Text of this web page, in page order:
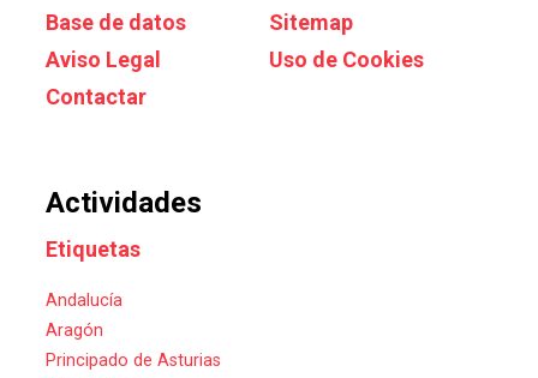
Base de datos
Sitemap
Aviso Legal
Uso de Cookies
Contactar
Actividades
Etiquetas
Andalucía
Aragón
Principado de Asturias